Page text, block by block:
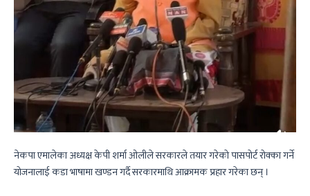
नेकपा एमालेका अध्यक्ष केपी शर्मा ओलीले सरकारले तयार गरेको पासपोर्ट रोक्का गर्ने
योजनालाई कडा भाषामा खण्डन गर्दै सरकारमाथि आक्रामक प्रहार गरेका छन् ।